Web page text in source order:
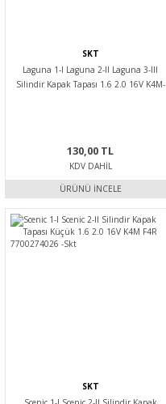
SKT
Laguna 1-I Laguna 2-II Laguna 3-III
Silindir Kapak Tapası 1.6 2.0 16V K4M-
130,00 TL
KDV DAHIL
ÜRÜNÜ İNCELE
SKT